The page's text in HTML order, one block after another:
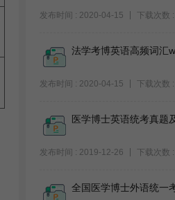
发布时间 : 2020-04-15 下载次数
法学考博英语高频词汇
发布时间 : 2020-04-15 下载次数
医学博士英语统考真题
发布时间 : 2019-12-26 下载次数
全国医学博士外语统一